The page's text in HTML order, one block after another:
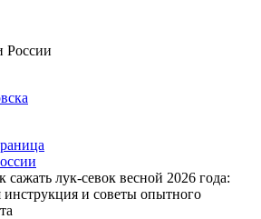
России
сажать лук-севок весной 2026 года:
инструкция и советы опытного